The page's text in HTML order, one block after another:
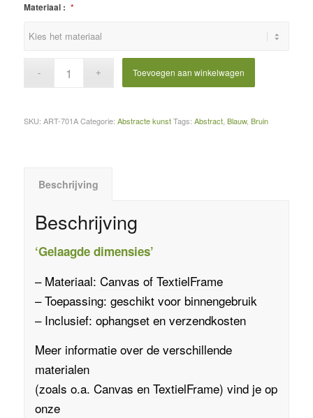
Materiaal : *
Toevoegen aan winkelwagen
SKU: ART-701A Categorie: Abstracte kunst Tags: Abstract, Blauw, Bruin
Beschrijving
Beschrijving
‘Gelaagde dimensies’
– Materiaal: Canvas of TextielFrame
– Toepassing: geschikt voor binnengebruik
– Inclusief: ophangset en verzendkosten
Meer informatie over de verschillende
materialen
(zoals o.a. Canvas en TextielFrame) vind je op
onze